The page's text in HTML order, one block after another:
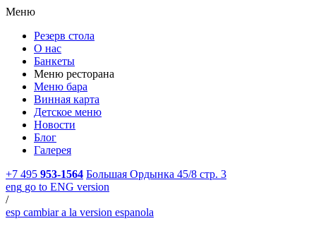
Меню
Резерв стола
О нас
Банкеты
Меню ресторана
Меню бара
Винная карта
Детское меню
Новости
Блог
Галерея
+7 495 953-1564 Большая Ордынка 45/8 стр. 3
eng go to ENG version
/
esp cambiar a la version espanola